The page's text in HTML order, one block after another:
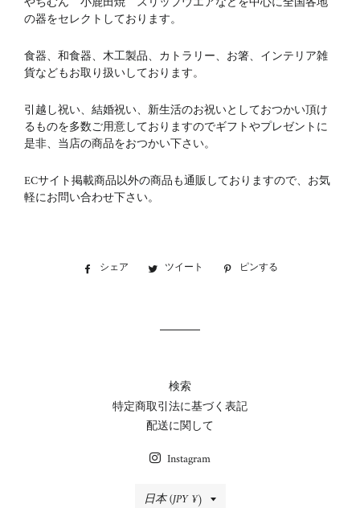
の器をセレクトしております。
食器、和食器、木工製品、カトラリー、お箸、インテリア雑
貨などもお取り扱いしております。
引越し祝い、結婚祝い、新生活のお祝いとしておつかい頂け
るものを多数ご用意しておりますのでギフトやプレゼントに
是非、当店の商品をおつかい下さい。
ECサイト掲載商品以外の商品も通販しておりますので、お気
軽にお問い合わせ下さい。
シェア
Facebookツイート
Twitter ピンする
検索
特定商取引法に基づく表記
配送に関して
Instagram
国/
日本 (JPY ¥)